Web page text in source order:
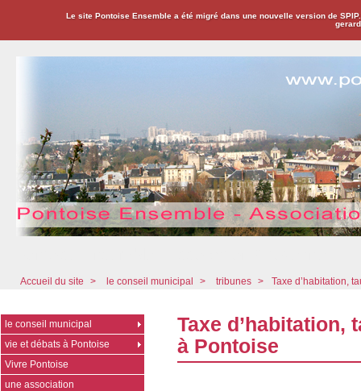
Le site Pontoise Ensemble a été migré dans une nouvelle version de
Accueil du site > le conseil municipal > tribunes > Taxe d’habitation,
Taxe d’habitation,
à Pontoise
le conseil municipal
vie et débats à Pontoise
Vivre Pontoise
une association